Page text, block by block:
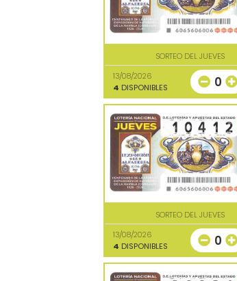
SORTEO DEL JUEVES
13/08/2026
4 DISPONIBLES 0
SORTEO DEL JUEVES
13/08/2026
4 DISPONIBLES 0